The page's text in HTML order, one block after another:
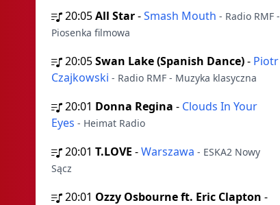
20:05All Star-Smash Mouth - Radio RMF -
Piosenka filmowa
20:05Swan Lake (Spanish Dance)- Piotr
Czajkowski - Radio RMF - Muzyka klasyczna
20:01 Donna Regina - Clouds In Your
Eyes - Heimat Radio
20:01 T.LOVE -Warszawa - ESKA2 Nowy
Sącz
20:01 Ozzy Osbourne ft. Eric Clapton -